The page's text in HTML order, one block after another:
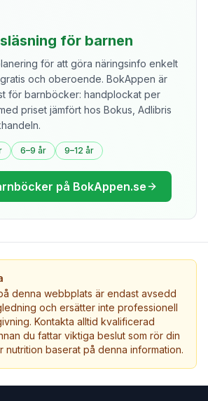
för barnen
för att göra näringsinfo enkelt
och oberoende. BokAppen är
för barnböcker: handplockat per
priset jämfört hos Bokus, Adlibris
6–9 år 9–12 år
på BokAppen.se
denna webbplats är endast avsedd
och ersätter inte professionell
Kontakta alltid kvalificerad
du fattar viktiga beslut som rör din
nutrition baserat på denna information.